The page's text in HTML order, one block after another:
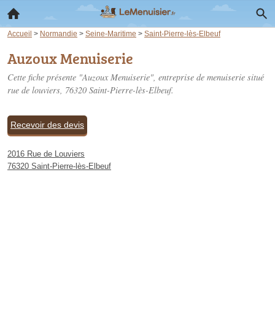
Accueil > Normandie > Seine-Maritime > Saint-Pierre-lès-Elbeuf
Auzoux Menuiserie
Cette fiche présente "Auzoux Menuiserie", entreprise de menuiserie situé
rue de louviers, 76320 Saint-Pierre-lès-Elbeuf.
Recevoir des devis
2016 Rue de Louviers
76320 Saint-Pierre-lès-Elbeuf